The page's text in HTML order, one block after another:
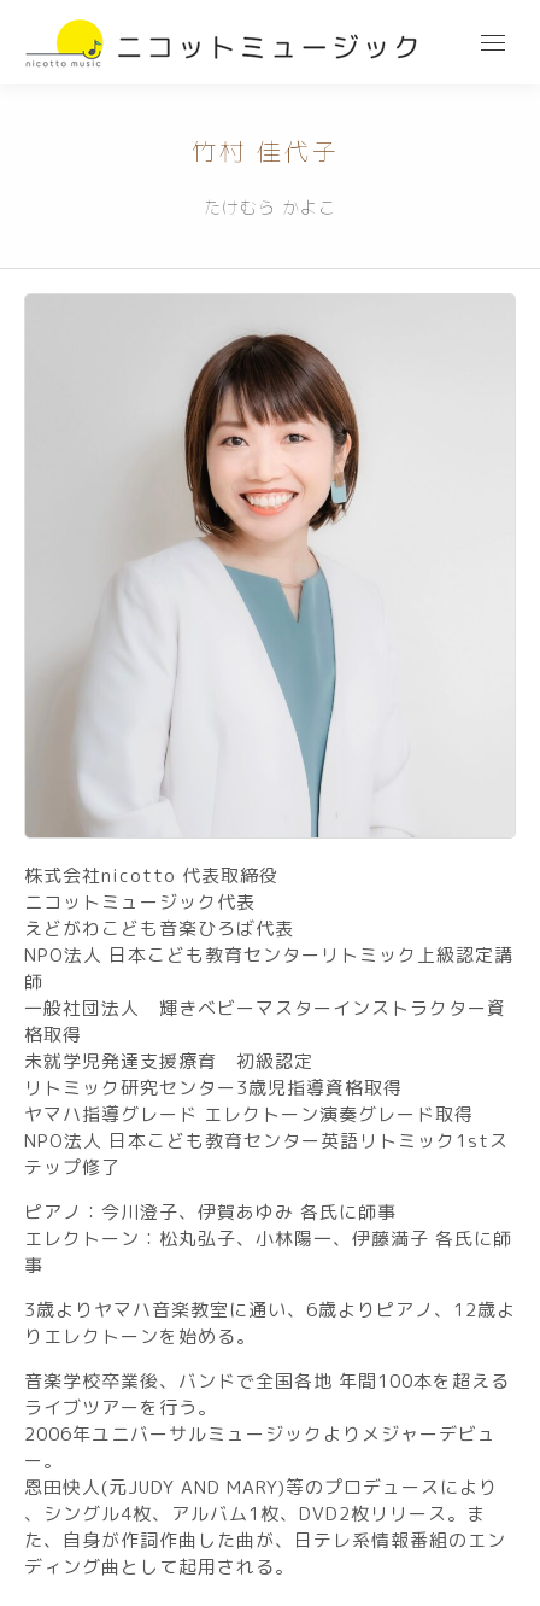
竹村 佳代子
たけむら かよこ
株式会社nicotto 代表取締役
ニコットミュージック代表
えどがわこども音楽ひろば代表
NPO法人 日本こども教育センターリトミック上級認定講
師
一般社団法人 輝きベビーマスターインストラクター資
格取得
未就学児発達支援療育 初級認定
リトミック研究センター3歳児指導資格取得
ヤマハ指導グレード エレクトーン演奏グレード取得
NPO法人 日本こども教育センター英語リトミック1stス
テップ修了
ピアノ：今川澄子、伊賀あゆみ 各氏に師事
エレクトーン：松丸弘子、小林陽一、伊藤満子 各氏に師
事
3歳よりヤマハ音楽教室に通い、6歳よりピアノ、12歳よ
りエレクトーンを始める。
音楽学校卒業後、バンドで全国各地 年間100本を超える
ライブツアーを行う。
2006年ユニバーサルミュージックよりメジャーデビュ
ー。
恩田快人(元JUDY AND MARY)等のプロデュースにより​
、シングル4枚、アルバム1枚、DVD2枚リリース。ま
た、自身が作詞作曲した曲が、日テレ系情報番組のエン
ディング曲として起用される。